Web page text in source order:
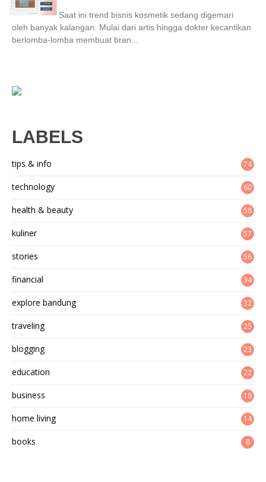
Saat ini trend bisnis kosmetik sedang digemari
oleh banyak kalangan. Mulai dari artis hingga dokter kecantikan
berlomba-lomba membuat bran...
LABELS
tips & info 74
technology 60
health & beauty 58
kuliner 57
stories 56
financial 34
explore bandung 32
traveling 25
blogging 23
education 22
business 18
home living 14
books 8